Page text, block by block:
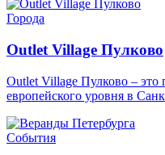
Города
Outlet Village Пулково
Outlet Village Пулково – это
европейского уровня в
События